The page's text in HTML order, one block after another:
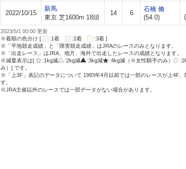
2022/10/15
新馬
東京 芝1600m 18頭
14 6
石橋 脩
(54.0)
2023/5/1 00:00 更新
※着順の色分け [
:1着 :2着
:3着 ]
※「平地競走成績」と「障害競走成績」はJRAのレースのみとなります。
※「出走レース」はJRA、地方、海外で出走したレースの成績となります。
※減量表示は[
:1kg減 :2kg減 :3kg減 :4kg減（※女性騎手のみ）
み）] です。
※「上3F」表記のデータについて 1993年4月以前では一部のレースが上4F
す。
※JRA主催以外のレースでは一部データがない場合があります。